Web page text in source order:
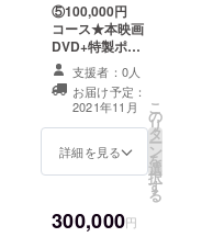
⑤100,000円
コース★本映画
DVD+特製ポス
トカード+特製ポ
スター+主要俳優
サイン入り色紙
+初上映館招待券
支援者：0人
お届け予定：
2021年11月
詳細を見る
こ
の
リ
タ
ー
ン
を
選
択
す
る
300,000円